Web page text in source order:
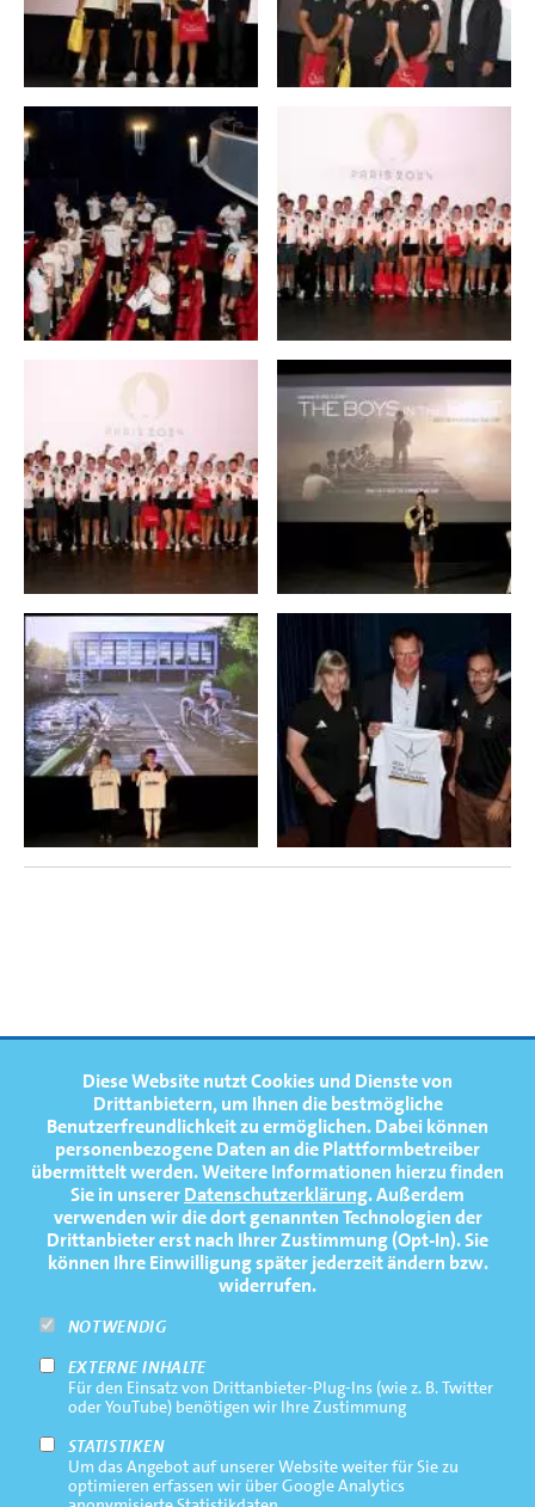
Diese Website nutzt Cookies und Dienste von
Drittanbietern, um Ihnen die bestmögliche
Benutzerfreundlichkeit zu ermöglichen.Dabei können
personenbezogene Daten an die Plattformbetreiber
übermittelt werden. Weitere Informationen hierzu finden
Sie in unsererDatenschutzerklärung. Außerdem
verwenden wir die dort genannten Technologien der
Drittanbieter erst nach Ihrer Zustimmung (Opt-In). Sie
können Ihre Einwilligung später jederzeit ändern bzw.
widerrufen.
NOTWENDIG
EXTERNE INHALTE
Für den Einsatz von Drittanbieter-Plug-Ins (wie z. B. Twitter
oder YouTube) benötigen wir Ihre Zustimmung
STATISTIKEN
Um das Angebot auf unserer Website weiter für Sie zu
optimieren erfassen wir über Google Analytics
FOOTERNAVIGATION
NEWS
TERMINE
MEDIATHEK
PRESSE
FAQ
NEWSLETTER
Footernavigation
Bottom
Impressum
Datenschutz